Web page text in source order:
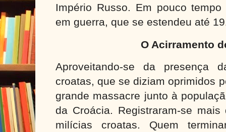
Império Russo. Em pouco
em guerra, que se estendeu até
O Acirramento
Aproveitando-se da presença
croatas, que se diziam oprimidos
grande massacre junto à
da Croácia. Registraram-se
milícias croatas. Quem